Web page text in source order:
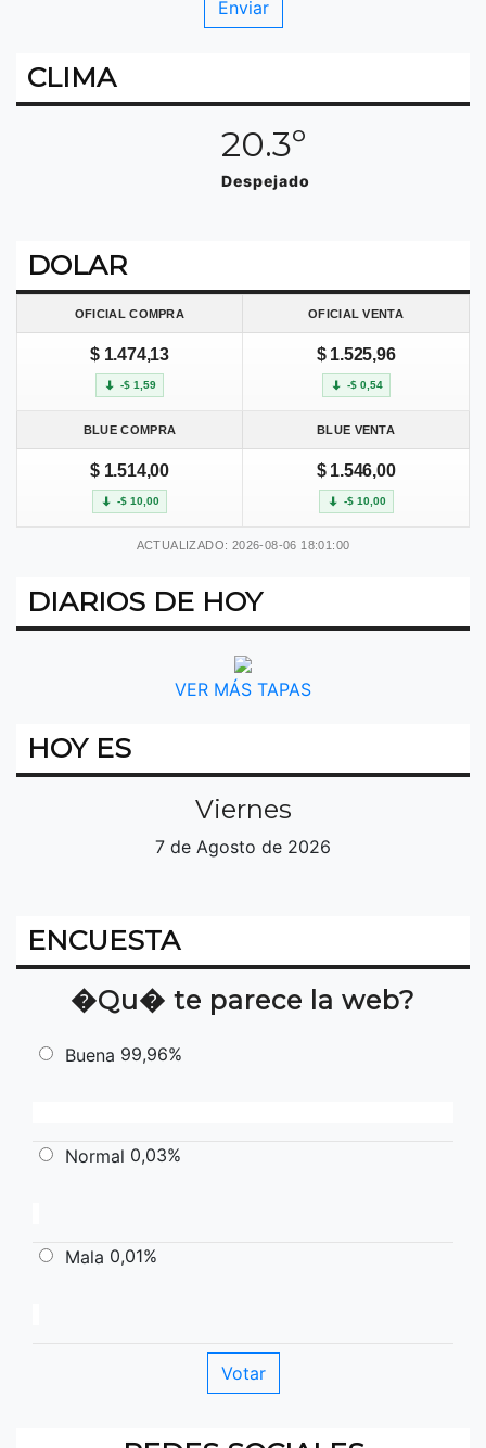
CLIMA
20.3º
Despejado
DOLAR
OFICIAL COMPRA OFICIAL VENTA
$ 1.474,13
-$ 1,59
$ 1.525,96
-$ 0,54
BLUE COMPRA BLUE VENTA
$ 1.514,00
-$ 10,00
$ 1.546,00
-$ 10,00
ACTUALIZADO: 2026-08-06 18:01:00
DIARIOS DE HOY
VER MÁS TAPAS
HOY ES
Viernes
7 de Agosto de 2026
ENCUESTA
�Qu� te parece la web?
Buena 99,96%
Normal 0,03%
Mala 0,01%